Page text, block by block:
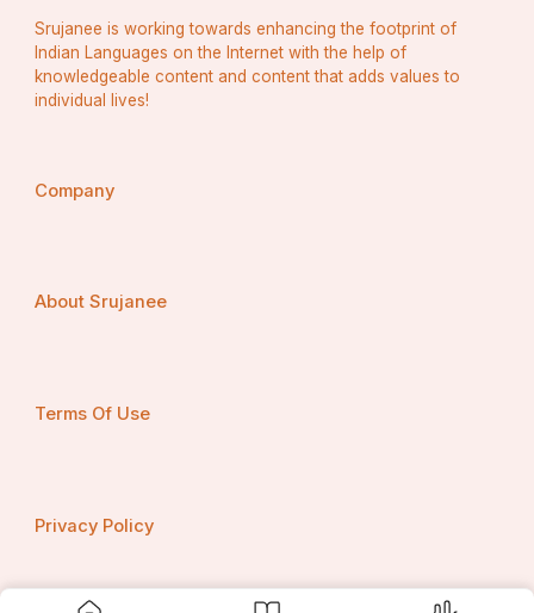
Srujanee is working towards enhancing the footprint of
Indian Languages on the Internet with the help of
knowledgeable content and content that adds values to
individual lives!
Company
About Srujanee
Terms Of Use
Privacy Policy